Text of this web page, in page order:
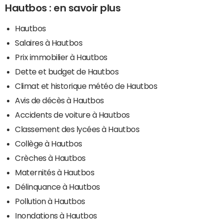
Hautbos : en savoir plus
Hautbos
Salaires à Hautbos
Prix immobilier à Hautbos
Dette et budget de Hautbos
Climat et historique météo de Hautbos
Avis de décès à Hautbos
Accidents de voiture à Hautbos
Classement des lycées à Hautbos
Collège à Hautbos
Crèches à Hautbos
Maternités à Hautbos
Délinquance à Hautbos
Pollution à Hautbos
Inondations à Hautbos